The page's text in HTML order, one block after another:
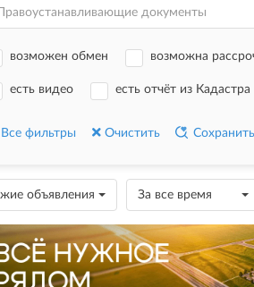
Правоустанавливающие документы
возможен обмен возможна
есть видео есть отчёт из Кадастра
Все фильтры Очистить
объявления За все время